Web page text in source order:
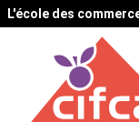
L'école des